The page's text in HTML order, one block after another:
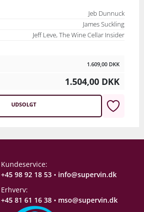
Jeb Dunnuck
James Suckling
Jeff Leve, The Wine Cellar Insider
1.609,00 DKK
1.504,00 DKK
UDSOLGT
Kundeservice:
+45 98 92 18 53 • info@supervin.dk
Erhverv:
+45 81 61 16 38 • mso@supervin.dk